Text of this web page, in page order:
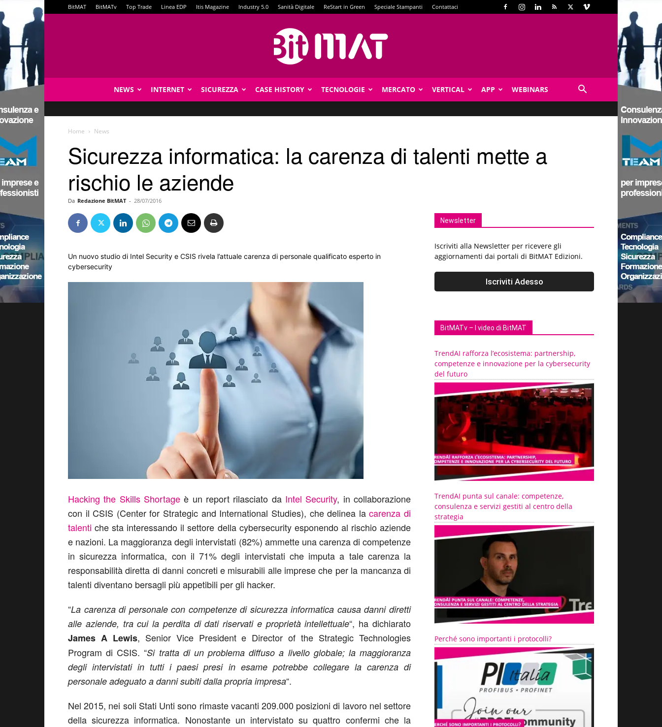
BitMAT BitMATv Top Trade Linea EDP Itis Magazine Industry 5.0 Sanità Digitale ReStart in Green Speciale Stampanti Contattaci
NEWS INTERNET SICUREZZA CASE HISTORY TECNOLOGIE MERCATO VERTICAL APP WEBINARS
Home News
Sicurezza informatica: la carenza di talenti mette a
rischio le aziende
Da Redazione BitMAT - 28/07/2016
Un nuovo studio di Intel Security e CSIS rivela l’attuale carenza di personale qualificato esperto in
cybersecurity
Hacking the Skills Shortage è un report rilasciato da Intel Security, in collaborazione
con il CSIS (Center for Strategic and International Studies), che delinea lacarenza di
talenti che sta interessando il settore della cybersecurity esponendo al rischio aziende
e nazioni. La maggioranza degli intervistati (82%) ammette una carenza di competenze
in sicurezza informatica, con il 71% degli intervistati che imputa a tale carenza la
responsabilità diretta di danni concreti e misurabili alle imprese che per la mancanza di
talenti diventano bersagli più appetibili per gli hacker.
“La carenza di personale con competenze di sicurezza informatica causa danni diretti
alle aziende, tra cui la perdita di dati riservati e proprietà intellettuale“, ha dichiarato
James A Lewis, Senior Vice President e Director of the Strategic Technologies
Program di CSIS. “Si tratta di un problema diffuso a livello globale; la maggioranza
degli intervistati in tutti i paesi presi in esame potrebbe collegare la carenza di
personale adeguato a danni subiti dalla propria impresa“.
Nel 2015, nei soli Stati Unti sono rimaste vacanti 209.000 posizioni di lavoro nel settore
della sicurezza informatica. Nonostante un intervistato su quattro confermi che la
Newsletter
Iscriviti alla Newsletter per ricevere gli
aggiornamenti dai portali di BitMAT Edizioni.
BitMATv – I video di BitMAT
TrendAI rafforza l’ecosistema: partnership,
competenze e innovazione per la cybersecurity
del futuro
TrendAI punta sul canale: competenze,
consulenza e servizi gestiti al centro della
strategia
Perché sono importanti i protocolli?